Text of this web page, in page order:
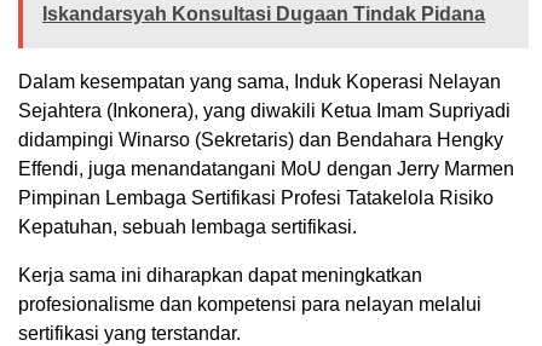
Iskandarsyah Konsultasi Dugaan Tindak Pidana
Dalam kesempatan yang sama, Induk Koperasi Nelayan
Sejahtera (Inkonera), yang diwakili Ketua Imam Supriyadi
didampingi Winarso (Sekretaris) dan Bendahara Hengky
Effendi, juga menandatangani MoU dengan Jerry Marmen
Pimpinan Lembaga Sertifikasi Profesi Tatakelola Risiko
Kepatuhan, sebuah lembaga sertifikasi.
Kerja sama ini diharapkan dapat meningkatkan
profesionalisme dan kompetensi para nelayan melalui
sertifikasi yang terstandar.